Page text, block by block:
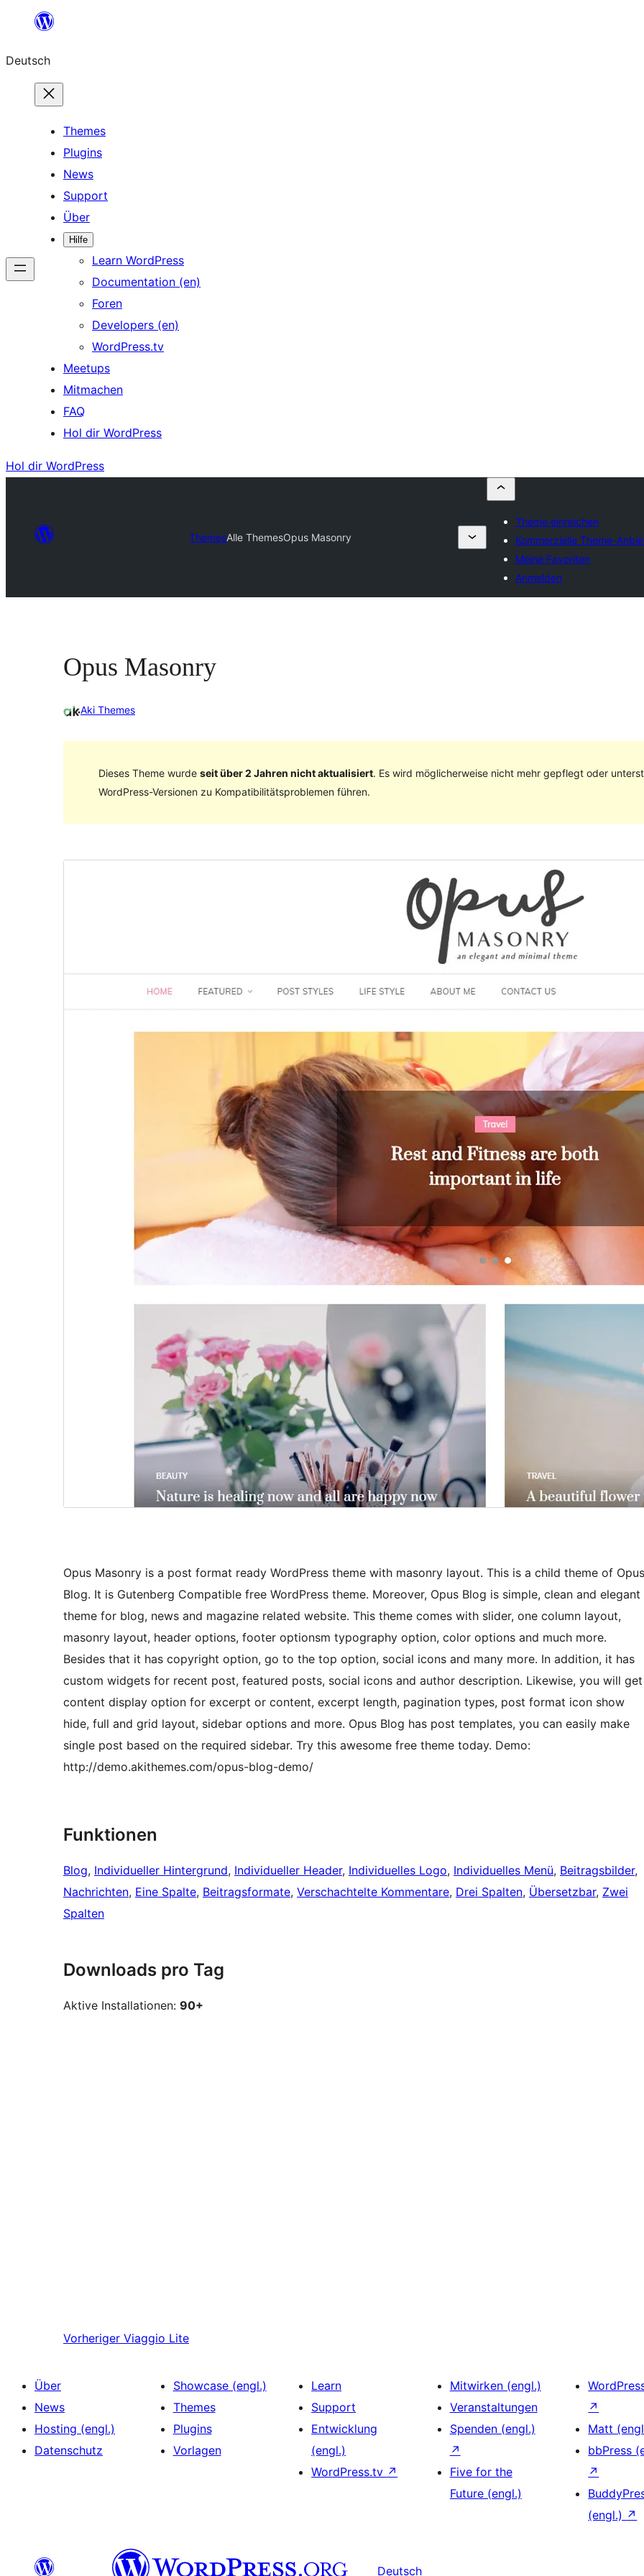
springen
Deutsch
Themes
Plugins
News
Support
Über
Hilfe
Learn WordPress
Documentation (en)
Foren
Developers (en)
WordPress.tv
Meetups
Mitmachen
FAQ
Hol dir WordPress
Hol dir WordPress
ThemesAlle ThemesOpus Masonry
Theme einreichen
Kommerzielle Theme-
Meine Favoriten
Anmelden
Opus Masonry
Aki Themes
Dieses Theme wurde seit über 2 Jahren nicht aktualisiert. Es wird möglicherweise nicht mehr gepflegt oder
WordPress-Versionen zu Kompatibilitätsproblemen führen.
Opus Masonry is a post format ready WordPress theme with masonry layout. This is a child theme of Opus
Blog. It is Gutenberg Compatible free WordPress theme. Moreover, Opus Blog is simple, clean and elegant
theme for blog, news and magazine related website. This theme comes with slider, one column layout,
masonry layout, header options, footer optionsm typography option, color options and much more.
Besides that it has copyright option, go to the top option, social icons and many more. In addition, it has
custom widgets for recent post, featured posts, social icons and author description. Likewise, you will get
content display option for excerpt or content, excerpt length, pagination types, post format icon show
hide, full and grid layout, sidebar options and more. Opus Blog has post templates, you can easily make
single post based on the required sidebar. Try this awesome free theme today. Demo:
http://demo.akithemes.com/opus-blog-demo/
Funktionen
Blog, Individueller Hintergrund, Individueller Header, Individuelles Logo, Individuelles Menü, Beitragsbilder
Nachrichten, Eine Spalte, Beitragsformate, Verschachtelte Kommentare, Drei Spalten, Übersetzbar, Zwei
Spalten
Downloads pro Tag
Aktive Installationen: 90+
Vorheriger Viaggio Lite
Über
News
Hosting (engl.)
Datenschutz
Showcase (engl.)
Themes
Plugins
Vorlagen
Learn
Support
Entwicklung
(engl.)
WordPress.tv ↗
Mitwirken (engl.)
Veranstaltungen
Spenden (engl.)
↗
Five for the
Future (engl.)
↗
Matt
bbPress
↗
(engl.) ↗
Deutsch